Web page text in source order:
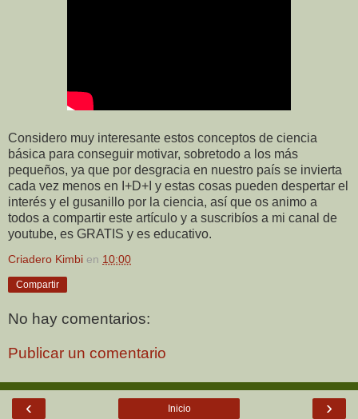
Considero muy interesante estos conceptos de ciencia
básica para conseguir motivar, sobretodo a los más
pequeños, ya que por desgracia en nuestro país se invierta
cada vez menos en I+D+I y estas cosas pueden despertar el
interés y el gusanillo por la ciencia, así que os animo a
todos a compartir este artículo y a suscribíos a mi canal de
youtube, es GRATIS y es educativo.
Criadero Kimbi en 10:00
Compartir
No hay comentarios:
Publicar un comentario
‹ ›
Inicio